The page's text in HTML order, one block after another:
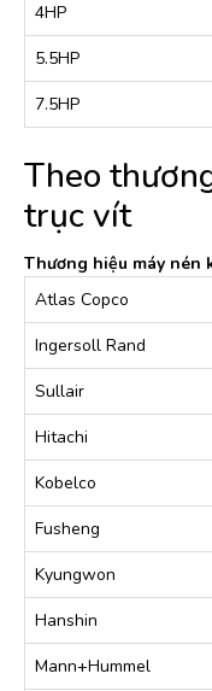
4HP
5.5HP
7.5HP
Theo
trục vít
Thương hiệu máy nén
Atlas Copco
Ingersoll Rand
Sullair
Hitachi
Kobelco
Fusheng
Kyungwon
Hanshin
Mann+Hummel